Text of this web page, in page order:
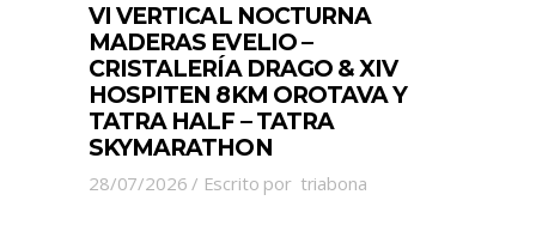
VI VERTICAL NOCTURNA
MADERAS EVELIO –
CRISTALERÍA DRAGO & XIV
HOSPITEN 8KM OROTAVA Y
TATRA HALF – TATRA
SKYMARATHON
28/07/2026 Escrito por triabona